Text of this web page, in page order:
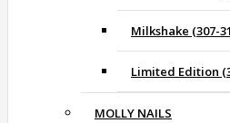
Milkshake (307-
Limited Edition
MOLLY NAILS